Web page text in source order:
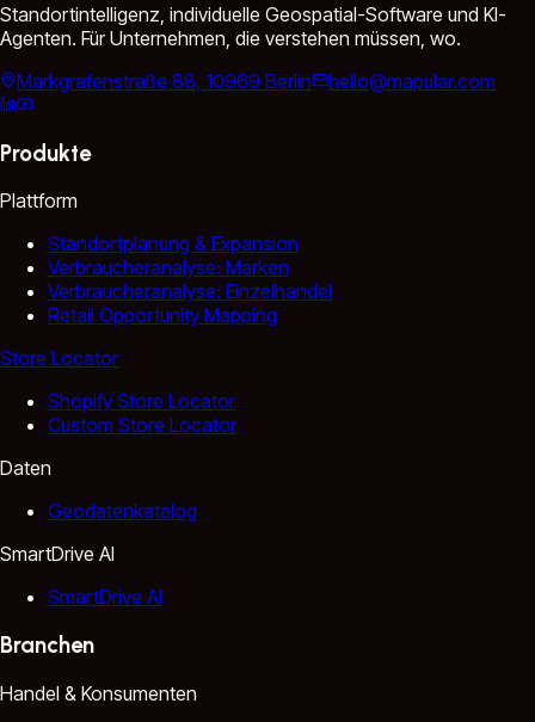
Standortintelligenz, individuelle Geospatial-Software und KI-
Agenten. Für Unternehmen, die verstehen müssen, wo.
Markgrafenstraße 88, 10969 Berlin
hello@mapular.com
Produkte
Plattform
Standortplanung & Expansion
Verbraucheranalyse: Marken
Verbraucheranalyse: Einzelhandel
Retail Opportunity Mapping
Store Locator
Shopify Store Locator
Custom Store Locator
Daten
Geodatenkatalog
SmartDrive AI
SmartDrive AI
Branchen
Handel & Konsumenten